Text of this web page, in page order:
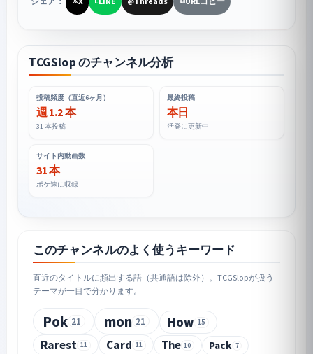
TCGSlop のチャンネル分析
投稿頻度（直近6ヶ月）
週 1.2 本
31 本投稿
最終投稿
本日
活発に更新中
サイト内動画数
31 本
ポケ速に収録
このチャンネルのよく使うキーワード
直近のタイトルに頻出する語（共通語は除外）。TCGSlopが扱う
テーマが一目で分かります。
Pok 21 mon 21 How 15
Rarest 11 Card 11 The 10 Pack 7